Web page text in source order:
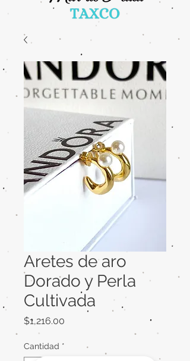
Aretes de aro
Dorado y Perla
Cultivada
$1,216.00
Cantidad *